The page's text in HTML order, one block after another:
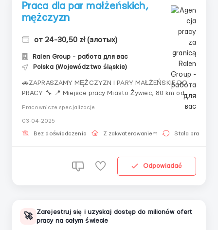
Praca dla par małżeńskich,
mężczyzn
от 24-30,50 zł (злотых)
Ralen Group - работа для вас
Polska (Województwo śląskie)
🚗ZAPRASZAMY MĘŻCZYZN I PARY MAŁŻEŃSKIE DO
PRACY 🔧 📍 Miejsce pracy Miasto Żywiec, 80 km od
formowania gumowych rurek dla samochodów. 🛠
Obowiązki dla kobiet: ✅ Montaż rurek dla
Pracownicze specjalizacje
03-04-2025
Bez doświadczenia Z zakwaterowaniem Stała praca
Odpowiadać
🚀
Zarejestruj się i uzyskaj dostęp do milionów ofert
pracy na całym świecie